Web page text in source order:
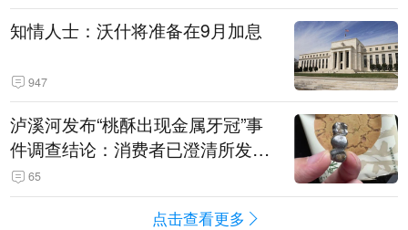
知情人士：沃什将准备在9月加息
947
泸溪河发布“桃酥出现金属牙冠”事
件调查结论：消费者已澄清所发视
频情况不属实
65
点击查看更多